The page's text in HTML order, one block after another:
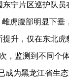
宁片区巡护队
虎腹部明显下
升，仅在东北
，监测到不同个
成为黑龙江省生